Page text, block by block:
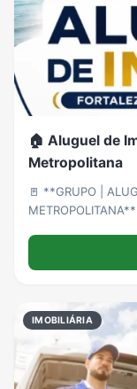
🏠 Aluguel de
Metropolitana
🚪 **GRUPO |
METROPOLITANA** Se você está procurando um imóvel para
para conectar
IMOBILIÁRIA